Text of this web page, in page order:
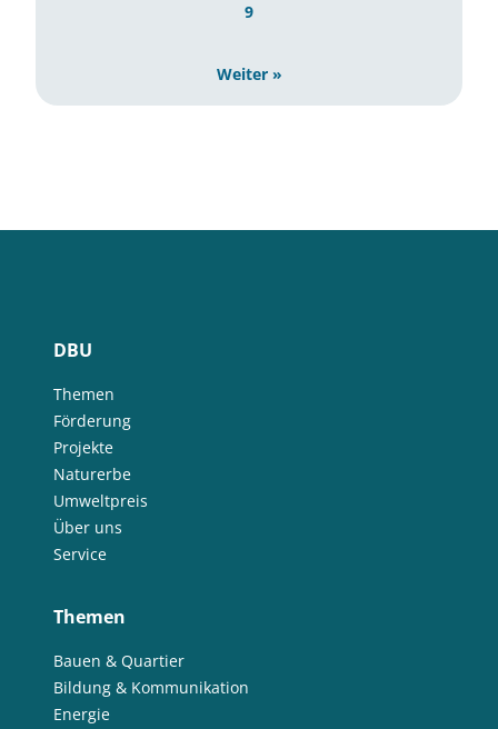
9
Weiter »
DBU
Themen
Förderung
Projekte
Naturerbe
Umweltpreis
Über uns
Service
Themen
Bauen & Quartier
Bildung & Kommunikation
Energie